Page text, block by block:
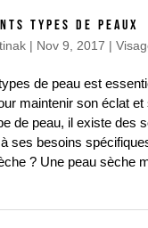
TYPES DE PEAUX
| Nov 9, 2017 |
de peau est
maintenir son éclat et
de peau, il existe des
ses besoins
? Une peau sèche